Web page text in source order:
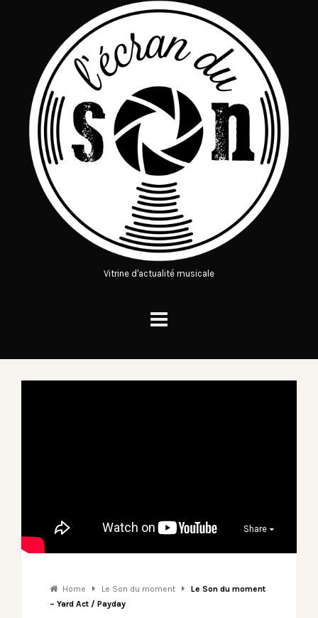
Vitrine d'actualité musicale
Share
Home Le Son du moment
Le Son du moment
– Yard Act / Payday